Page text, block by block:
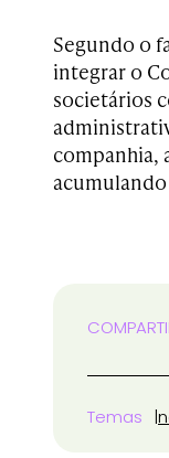
Segundo o
integrar o
societários
companhia,
Temas